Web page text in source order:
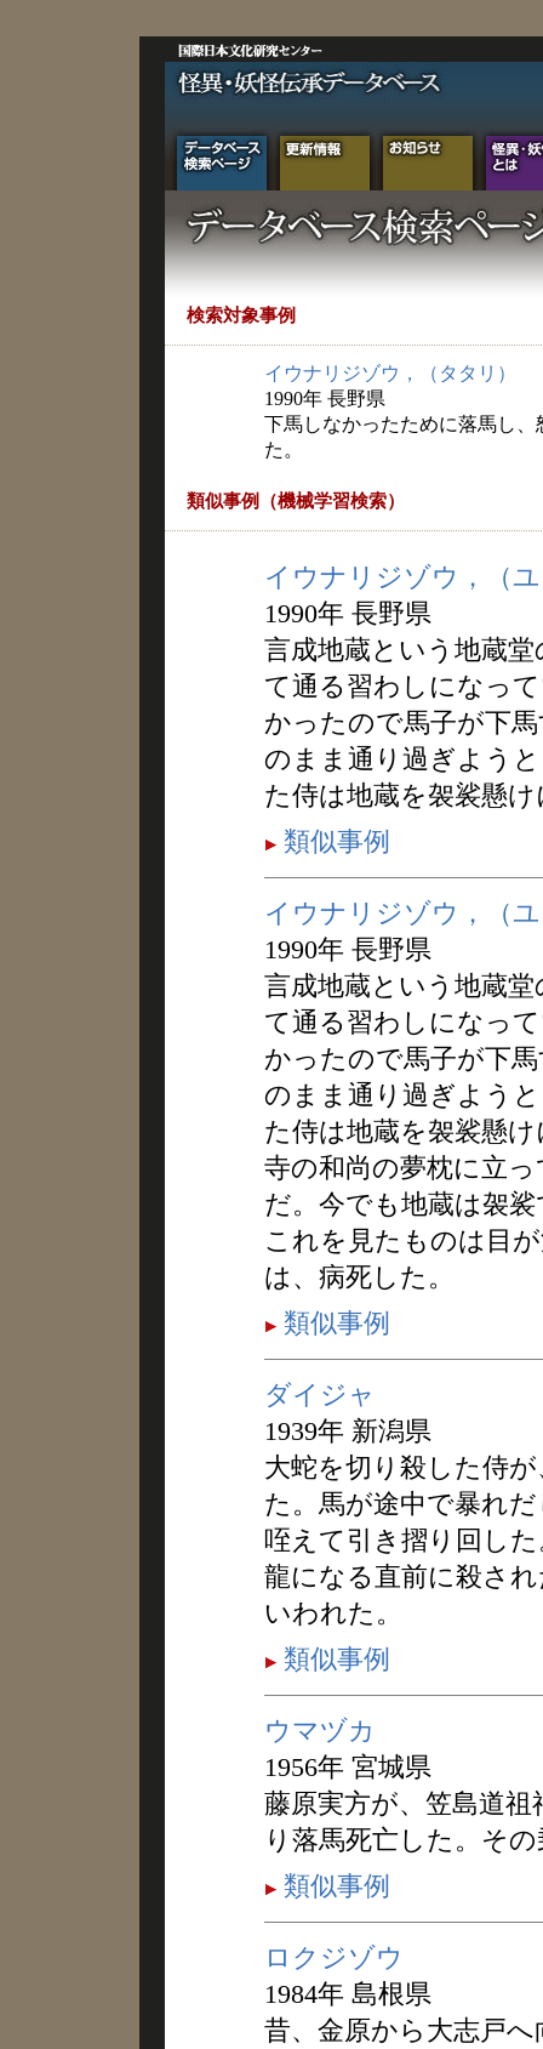
検索対象事例
イウナリジゾウ，（タタリ）
1990年 長野県
下馬しなかったために落馬し
た。
類似事例（機械学習検索）
イウナリジゾウ，（
1990年 長野県
言成地蔵という地蔵
て通る習わしになっ
かったので馬子が下
のまま通り過ぎよう
た侍は地蔵を袈裟懸
類似事例
イウナリジゾウ，（
1990年 長野県
言成地蔵という地蔵
て通る習わしになっ
かったので馬子が下
のまま通り過ぎよう
た侍は地蔵を袈裟懸
寺の和尚の夢枕に立
だ。今でも地蔵は袈
これを見たものは目
は、病死した。
類似事例
ダイジャ
1939年 新潟県
大蛇を切り殺した侍
た。馬が途中で暴れ
咥えて引き摺り回し
龍になる直前に殺さ
いわれた。
類似事例
ウマヅカ
1956年 宮城県
藤原実方が、笠島道
り落馬死亡した。そ
類似事例
ロクジゾウ
1984年 島根県
昔、金原から大志戸